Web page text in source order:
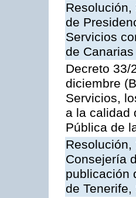
de
Servicios
de
Decreto 33/
diciembre
Servicios,
a la calidad
Pública de
Consejería
publicación
de Tenerife,